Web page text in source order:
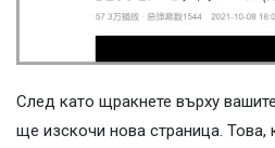
След като щракнете върху
ще изскочи нова страница. Това,